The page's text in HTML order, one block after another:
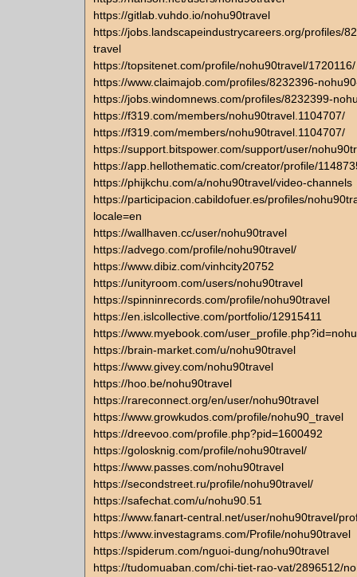
https://gitlab.vuhdo.io/nohu90travel
https://jobs.landscapeindustrycareers.org/profiles/
travel
https://topsitenet.com/profile/nohu90travel/1720116/
https://www.claimajob.com/profiles/8232396-
https://jobs.windomnews.com/profiles/8232399-
https://f319.com/members/nohu90travel.1104707/
https://f319.com/members/nohu90travel.1104707/
https://support.bitspower.com/support/user/
https://app.hellothematic.com/creator/profile/
https://phijkchu.com/a/nohu90travel/video-channels
https://participacion.cabildofuer.es/profiles/
locale=en
https://wallhaven.cc/user/nohu90travel
https://advego.com/profile/nohu90travel/
https://www.dibiz.com/vinhcity20752
https://unityroom.com/users/nohu90travel
https://spinninrecords.com/profile/nohu90travel
https://en.islcollective.com/portfolio/12915411
https://www.myebook.com/
https://brain-market.com/u/nohu90travel
https://www.givey.com/nohu90travel
https://hoo.be/nohu90travel
https://rareconnect.org/en/user/nohu90travel
https://www.growkudos.com/profile/nohu90_travel
https://dreevoo.com/profile.php?pid=1600492
https://golosknig.com/profile/nohu90travel/
https://www.passes.com/nohu90travel
https://secondstreet.ru/profile/nohu90travel/
https://safechat.com/u/nohu90.51
https://www.fanart-central.net/user/nohu90travel/
https://www.investagrams.com/Profile/nohu90travel
https://spiderum.com/nguoi-dung/nohu90travel
https://tudomuaban.com/chi-tiet-rao-vat/2896512/